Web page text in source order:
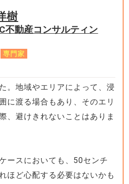
樹
不動産コンサルティン
専門家
。地域やエリアによって、浸
に渡る場合もあり、そのエリ
、避けきれないことはありま
ースにおいても、50センチ
ほど心配する必要はないかも